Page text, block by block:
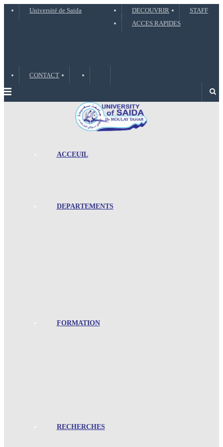
Université de Saida DECOUVRIR
STAFF
ACCES RAPIDES
CONTACT
Menu
ACCEUIL
DEPARTEMENTS
FORMATION
RECHERCHES